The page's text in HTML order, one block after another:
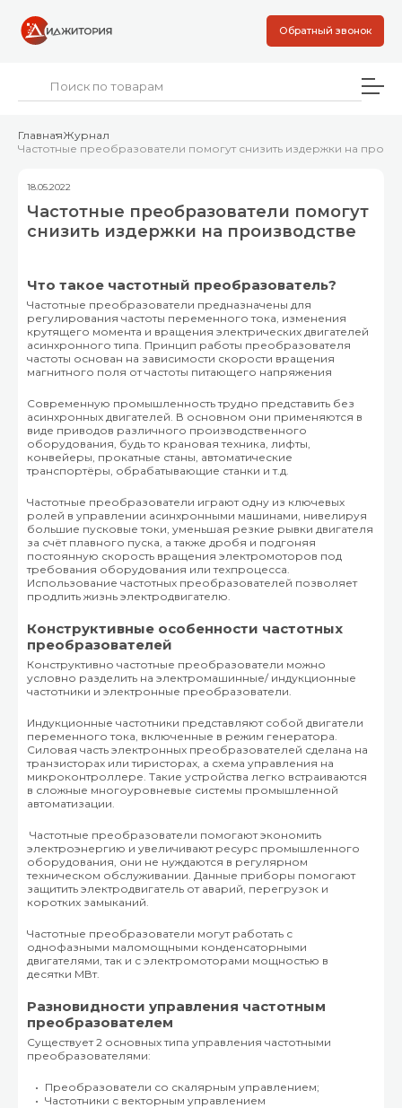
Обратный звонок
ГлавнаяЖурнал
Частотные преобразователи помогут снизить издержки на
18.05.2022
Частотные преобразователи помогут
снизить издержки на производстве
Что такое частотный преобразователь?
Частотные преобразователи предназначены для
регулирования частоты переменного тока, изменения
крутящего момента и вращения электрических двигателей
асинхронного типа. Принцип работы преобразователя
частоты основан на зависимости скорости вращения
магнитного поля от частоты питающего напряжения
Современную промышленность трудно представить без
асинхронных двигателей. В основном они применяются в
виде приводов различного производственного
оборудования, будь то крановая техника, лифты,
конвейеры, прокатные станы, автоматические
транспортёры, обрабатывающие станки и т.д.
Частотные преобразователи играют одну из ключевых
ролей в управлении асинхронными машинами, нивелируя
большие пусковые токи, уменьшая резкие рывки двигателя
за счёт плавного пуска, а также дробя и подгоняя
постоянную скорость вращения электромоторов под
требования оборудования или техпроцесса.
Использование частотных преобразователей позволяет
продлить жизнь электродвигателю.
Конструктивные особенности частотных
преобразователей
Конструктивно частотные преобразователи можно
условно разделить на электромашинные/ индукционные
частотники и электронные преобразователи.
Индукционные частотники представляют собой двигатели
переменного тока, включенные в режим генератора.
Силовая часть электронных преобразователей сделана на
транзисторах или тиристорах, а схема управления на
микроконтроллере. Такие устройства легко встраиваются
в сложные многоуровневые системы промышленной
автоматизации.
Частотные преобразователи помогают экономить
электроэнергию и увеличивают ресурс промышленного
оборудования, они не нуждаются в регулярном
техническом обслуживании. Данные приборы помогают
защитить электродвигатель от аварий, перегрузок и
коротких замыканий.
Частотные преобразователи могут работать с
однофазными маломощными конденсаторными
двигателями, так и с электромоторами мощностью в
десятки МВт.
Разновидности управления частотным
преобразователем
Существует 2 основных типа управления частотными
преобразователями:
Преобразователи со скалярным управлением;
Частотники с векторным управлением